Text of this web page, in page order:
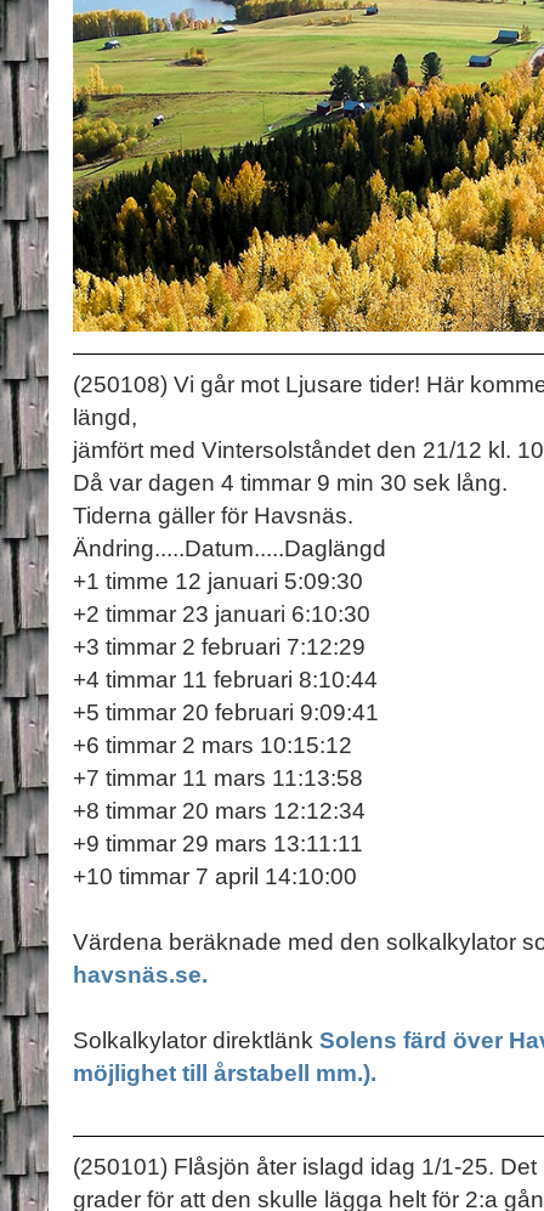
(250108) Vi går mot Ljusare tider! Här
längd,
jämfört med Vintersolståndet den 21/12 kl.
Då var dagen 4 timmar 9 min 30 sek lång.
Tiderna gäller för Havsnäs.
Ändring.....Datum.....Daglängd
+1 timme 12 januari 5:09:30
+2 timmar 23 januari 6:10:30
+3 timmar 2 februari 7:12:29
+4 timmar 11 februari 8:10:44
+5 timmar 20 februari 9:09:41
+6 timmar 2 mars 10:15:12
+7 timmar 11 mars 11:13:58
+8 timmar 20 mars 12:12:34
+9 timmar 29 mars 13:11:11
+10 timmar 7 april 14:10:00
Värdena beräknade med den solkalkylator
havsnäs.se.
Solkalkylator direktlänk Solens färd över
möjlighet till årstabell mm.).
(250101) Flåsjön åter islagd idag 1/1-25.
grader för att den skulle lägga helt för 2:a